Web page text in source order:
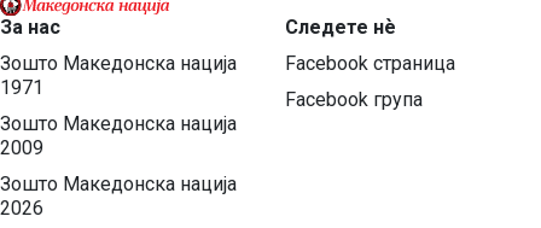
За нас
Зошто Македонска нација
1971
Зошто Македонска нација
2009
Зошто Македонска нација
2026
Следете нѐ
Facebook страница
Facebook група